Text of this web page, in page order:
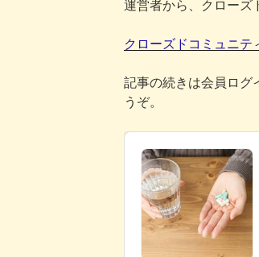
運営者から、クローズ
クローズドコミュニテ
記事の続きは会員ログ
うぞ。